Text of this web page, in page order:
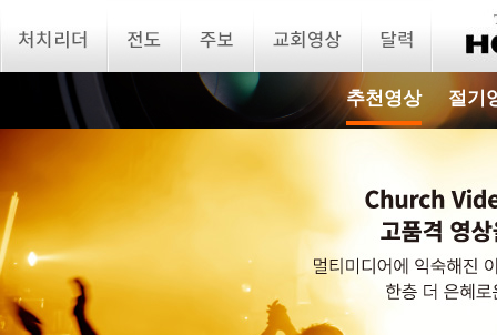
추천영상 절기